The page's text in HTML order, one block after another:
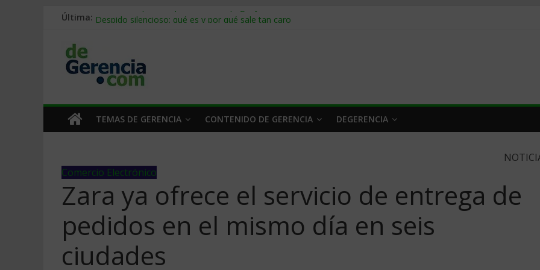
Última: Stablecoins para empresas: cómo pagar y cobrar en 2026
Trabajo forzoso en la cadena de suministro: qué hacer
Mercado hispano de EE. UU.: cómo segmentarlo y venderle
TEMAS DE GERENCIA CONTENIDO DE GERENCIA DEGERENCIA
Comercio Electrónico
Zara ya ofrece el servicio de entrega de
pedidos en el mismo día en seis
ciudades